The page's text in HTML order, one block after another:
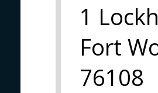
1
Fort
76108